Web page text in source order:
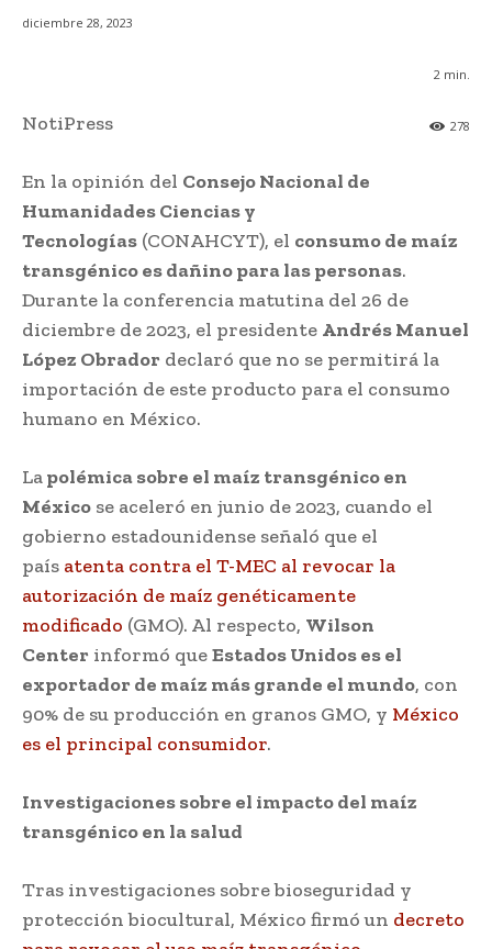
diciembre 28, 2023
2 min.
278
NotiPress
En la opinión del Consejo Nacional de
Humanidades Ciencias y
Tecnologías (CONAHCYT), el consumo de maíz
transgénico es dañino para las personas.
Durante la conferencia matutina del 26 de
diciembre de 2023, el presidente Andrés Manuel
López Obrador declaró que no se permitirá la
importación de este producto para el consumo
humano en México.
Lapolémica sobre el maíz transgénico en
México se aceleró en junio de 2023, cuando el
gobierno estadounidense señaló que el
país atenta contra el T-MEC al revocar la
autorización de maíz genéticamente
modificado (GMO). Al respecto, Wilson
Center informó queEstados Unidos es el
exportador de maíz más grande el mundo, con
90% de su producción en granos GMO, y México
es el principal consumidor.
Investigaciones sobre el impacto del maíz
transgénico en la salud
Tras investigaciones sobre bioseguridad y
protección biocultural, México firmó un decreto